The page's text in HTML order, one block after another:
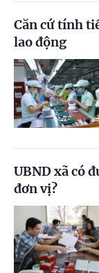
Căn cứ tính
lao động
UBND xã có
đơn vị?